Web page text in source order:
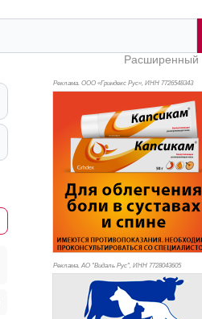
Расширенный
Реклама. ООО «Гриндекс Рус», ИНН 7726548343
Реклама. АО "Видаль Рус", ИНН 7728043605